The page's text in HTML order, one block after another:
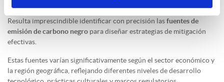
Carbono Negro?
Resulta imprescindible identificar con precisión lasfuentes de
emisión de carbono negro para diseñar estrategias de mitigación
efectivas.
Estas fuentes varían significativamente según el sector económico y
la región geográfica, reflejando diferentes niveles de desarrollo